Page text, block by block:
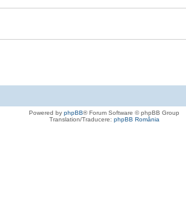
Powered by phpBB® Forum Software © phpBB Group
Translation/Traducere: phpBB România